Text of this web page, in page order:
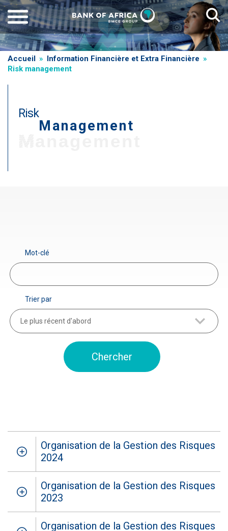
Aller
au
contenu
principal
Fil
d'Ariane
Accueil
Information Financière et Extra Financière
Risk management
Risk
Management
Mot-clé
Trier par
Le plus récent d'abord
Organisation de la Gestion des Risques
2024
Organisation de la Gestion des Risques
2023
Organisation de la Gestion des Risques